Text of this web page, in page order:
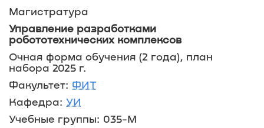
Магистратура
Управление разработками
робототехнических комплексов
Очная форма обучения (2 года), план
набора 2025 г.
Факультет: ФИТ
Кафедра: УИ
Учебные группы: 035-М